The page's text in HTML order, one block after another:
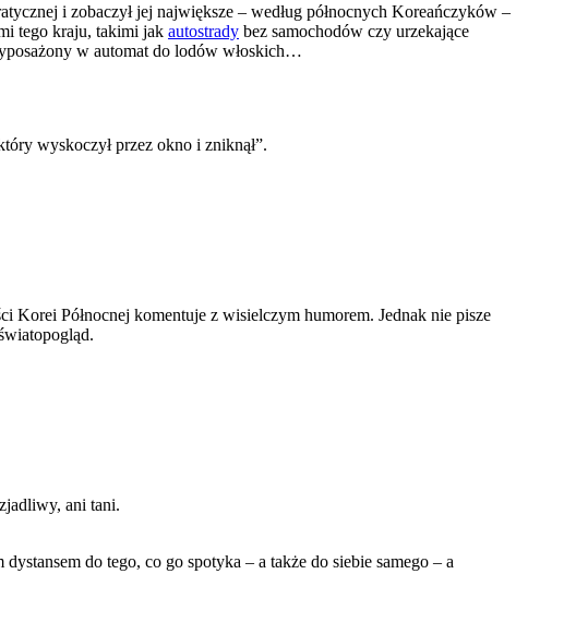
i zobaczył jej największe – według północnych Koreańczyków –
tego kraju, takimi jak autostrady bez samochodów czy urzekające
w automat do lodów włoskich…
wyskoczył przez okno i zniknął”.
Północnej komentuje z wisielczym humorem. Jednak nie pisze
ani tani.
do tego, co go spotyka – a także do siebie samego – a